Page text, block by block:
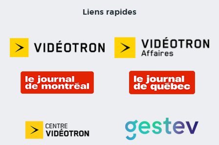
Liens rapides